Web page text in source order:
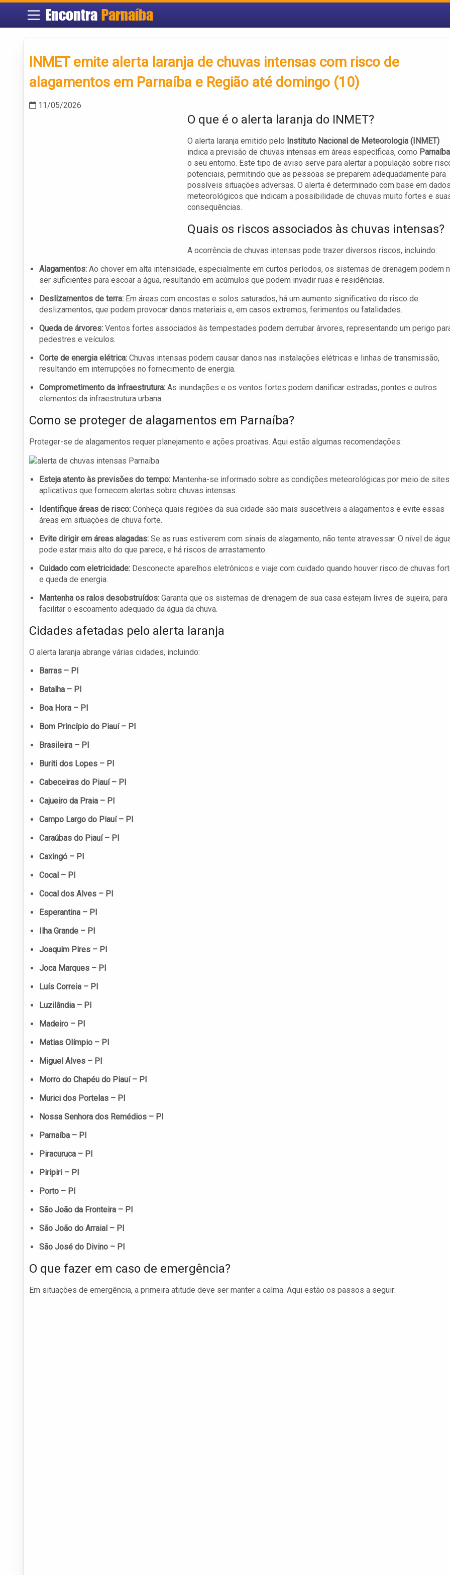
Encontra Parnaíba
INMET emite alerta laranja de chuvas intensas com risco de
alagamentos em Parnaíba e Região até domingo (10)
11/05/2026
O que é o alerta laranja do INMET?
O alerta laranja emitido pelo Instituto Nacional de Meteorologia (INMET)
indica a previsão de chuvas intensas em áreas específicas, como Parnaíba
o seu entorno. Este tipo de aviso serve para alertar a população sobre
potenciais, permitindo que as pessoas se preparem adequadamente para
possíveis situações adversas. O alerta é determinado com base em dados
meteorológicos que indicam a possibilidade de chuvas muito fortes e
consequências.
Quais os riscos associados às chuvas intensas?
A ocorrência de chuvas intensas pode trazer diversos riscos, incluindo:
Alagamentos: Ao chover em alta intensidade, especialmente em curtos períodos, os sistemas de drenagem podem
ser suficientes para escoar a água, resultando em acúmulos que podem invadir ruas e residências.
Deslizamentos de terra: Em áreas com encostas e solos saturados, há um aumento significativo do risco de
deslizamentos, que podem provocar danos materiais e, em casos extremos, ferimentos ou fatalidades.
Queda de árvores: Ventos fortes associados às tempestades podem derrubar árvores, representando um perigo
pedestres e veículos.
Corte de energia elétrica: Chuvas intensas podem causar danos nas instalações elétricas e linhas de transmissão,
resultando em interrupções no fornecimento de energia.
Comprometimento da infraestrutura: As inundações e os ventos fortes podem danificar estradas, pontes e outros
elementos da infraestrutura urbana.
Como se proteger de alagamentos em Parnaíba?
Proteger-se de alagamentos requer planejamento e ações proativas. Aqui estão algumas recomendações:
Esteja atento às previsões do tempo: Mantenha-se informado sobre as condições meteorológicas por meio de
aplicativos que fornecem alertas sobre chuvas intensas.
Identifique áreas de risco: Conheça quais regiões da sua cidade são mais suscetíveis a alagamentos e evite essas
áreas em situações de chuva forte.
Evite dirigir em áreas alagadas: Se as ruas estiverem com sinais de alagamento, não tente atravessar. O nível de
pode estar mais alto do que parece, e há riscos de arrastamento.
Cuidado com eletricidade: Desconecte aparelhos eletrônicos e viaje com cuidado quando houver risco de chuvas
e queda de energia.
Mantenha os ralos desobstruídos: Garanta que os sistemas de drenagem de sua casa estejam livres de sujeira, para
facilitar o escoamento adequado da água da chuva.
Cidades afetadas pelo alerta laranja
O alerta laranja abrange várias cidades, incluindo:
Barras – PI
Batalha – PI
Boa Hora – PI
Bom Princípio do Piauí – PI
Brasileira – PI
Buriti dos Lopes – PI
Cabeceiras do Piauí – PI
Cajueiro da Praia – PI
Campo Largo do Piauí – PI
Caraúbas do Piauí – PI
Caxingó – PI
Cocal – PI
Cocal dos Alves – PI
Esperantina – PI
Ilha Grande – PI
Joaquim Pires – PI
Joca Marques – PI
Luís Correia – PI
Luzilândia – PI
Madeiro – PI
Matias Olímpio – PI
Miguel Alves – PI
Morro do Chapéu do Piauí – PI
Murici dos Portelas – PI
Nossa Senhora dos Remédios – PI
Parnaíba – PI
Piracuruca – PI
Piripiri – PI
Porto – PI
São João da Fronteira – PI
São João do Arraial – PI
São José do Divino – PI
O que fazer em caso de emergência?
Em situações de emergência, a primeira atitude deve ser manter a calma. Aqui estão os passos a seguir: